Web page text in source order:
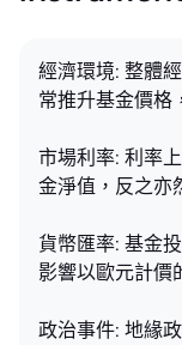
經濟環境: 整體
常推升基金價格
市場利率: 利率
金淨值，反之亦
貨幣匯率: 基金
影響以歐元計價
政治事件: 地緣